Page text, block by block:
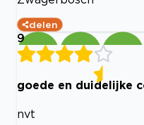
delen
9
goede en duidelijke
nvt